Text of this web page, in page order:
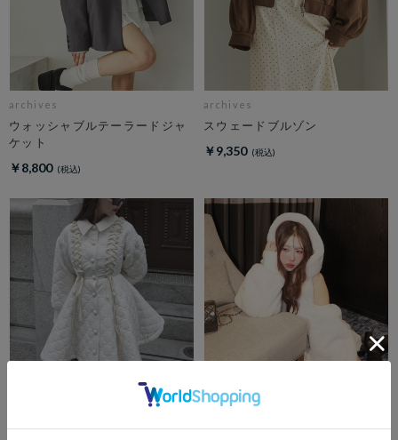
archives
ウォッシャブルテーラードジャ
ケット
￥8,800
archives
スウェードブルゾン
￥9,350
amerge. amerge.